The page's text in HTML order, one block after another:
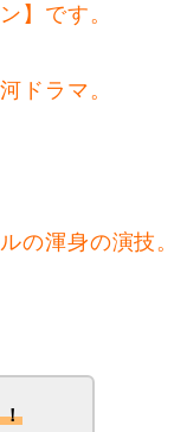
】です。
ドラマ。
の渾身の演技。
！